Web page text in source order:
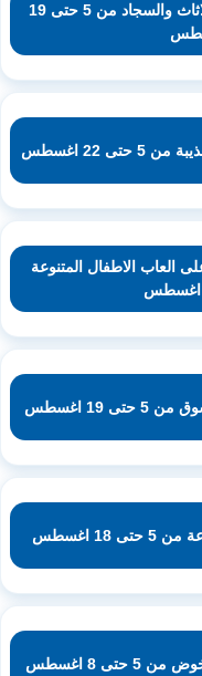
عروض ايه اند اتش على الاثاث والسجاد من 5 حتى 19
22 اغسطس
العاب الاطفال المتنوعة
19 اغسطس
18 اغسطس
8 اغسطس